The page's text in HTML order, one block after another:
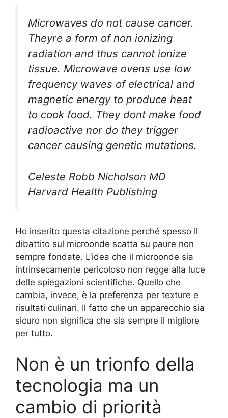
Microwaves do not cause cancer.
Theyre a form of non ionizing
radiation and thus cannot ionize
tissue. Microwave ovens use low
frequency waves of electrical and
magnetic energy to produce heat
to cook food. They dont make food
radioactive nor do they trigger
cancer causing genetic mutations.
Celeste Robb Nicholson MD
Harvard Health Publishing
Ho inserito questa citazione perché spesso il
dibattito sul microonde scatta su paure non
sempre fondate. L’idea che il microonde sia
intrinsecamente pericoloso non regge alla luce
delle spiegazioni scientifiche. Quello che
cambia, invece, è la preferenza per texture e
risultati culinari. Il fatto che un apparecchio sia
sicuro non significa che sia sempre il migliore
per tutto.
Non è un trionfo della
tecnologia ma un
cambio di priorità